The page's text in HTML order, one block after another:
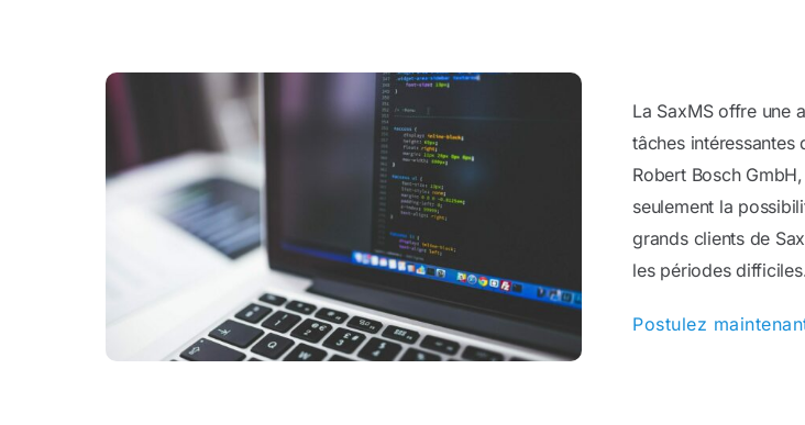
La SaxMS offre une
tâches
Robert Bosch
seulement la
grands clients de
les périodes
Postulez